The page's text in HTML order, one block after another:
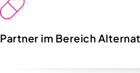
Partner im Bereich